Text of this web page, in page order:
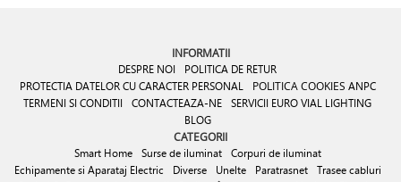
INFORMATII
DESPRE NOI
POLITICA DE RETUR
PROTECTIA DATELOR CU CARACTER PERSONAL
POLITICA COOKIES ANPC
TERMENI SI CONDITII
CONTACTEAZA-NE SERVICII EURO VIAL LIGHTING
BLOG
CATEGORII
Smart Home Surse de iluminat
Corpuri de iluminat
Echipamente si Aparataj Electric
Diverse Unelte Paratrasnet
Trasee cabluri